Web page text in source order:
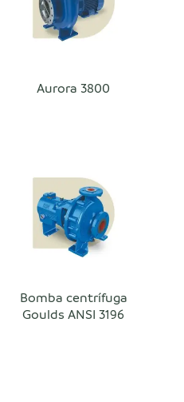
Aurora 3800
Bomba centrífuga
Goulds ANSI 3196